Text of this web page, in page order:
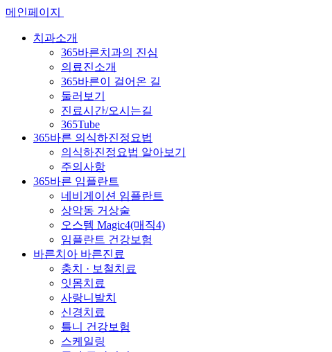
메인페이지
치과소개
365바른치과의 진심
의료진소개
365바른이 걸어온 길
둘러보기
진료시간/오시는길
365Tube
365바른 의식하진정요법
의식하진정요법 알아보기
주의사항
365바른 임플란트
네비게이션 임플란트
상악동 거상술
오스템 Magic4(매직4)
임플란트 건강보험
바른치아 바른진료
충치 · 보철치료
잇몸치료
사랑니발치
신경치료
틀니 건강보험
스케일링